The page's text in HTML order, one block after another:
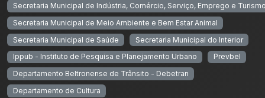
Secretaria Municipal de Indústria, Comércio, Serviço, Emprego e
Secretaria Municipal de Meio Ambiente e Bem Estar Animal
Secretaria Municipal de Saúde
Secretaria Municipal do Interior
Ippub - Instituto de Pesquisa e Planejamento Urbano
Prevbel
Departamento Beltronense de Trânsito - Debetran
Departamento de Cultura